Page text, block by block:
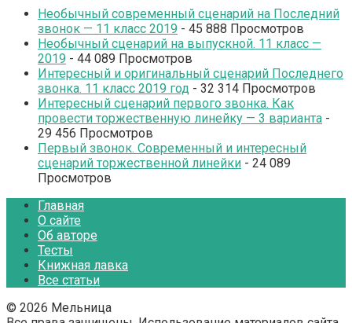
Необычный современный сценарий на Последний
звонок — 11 класс 2019 - 45 888 Просмотров
Необычный сценарий на выпускной. 11 класс —
2019 - 44 089 Просмотров
Интересный и оригинальный сценарий Последнего
звонка. 11 класс 2019 год - 32 314 Просмотров
Интересный сценарий первого звонка. Как
провести торжественную линейку — 3 варианта -
29 456 Просмотров
Первый звонок. Современный и интересный
сценарий торжественной линейки - 24 089
Просмотров
Главная
О сайте
Об авторе
Тесты
Книжная лавка
Все статьи
© 2026 Мельница